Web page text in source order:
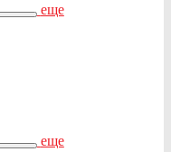
еще
еще